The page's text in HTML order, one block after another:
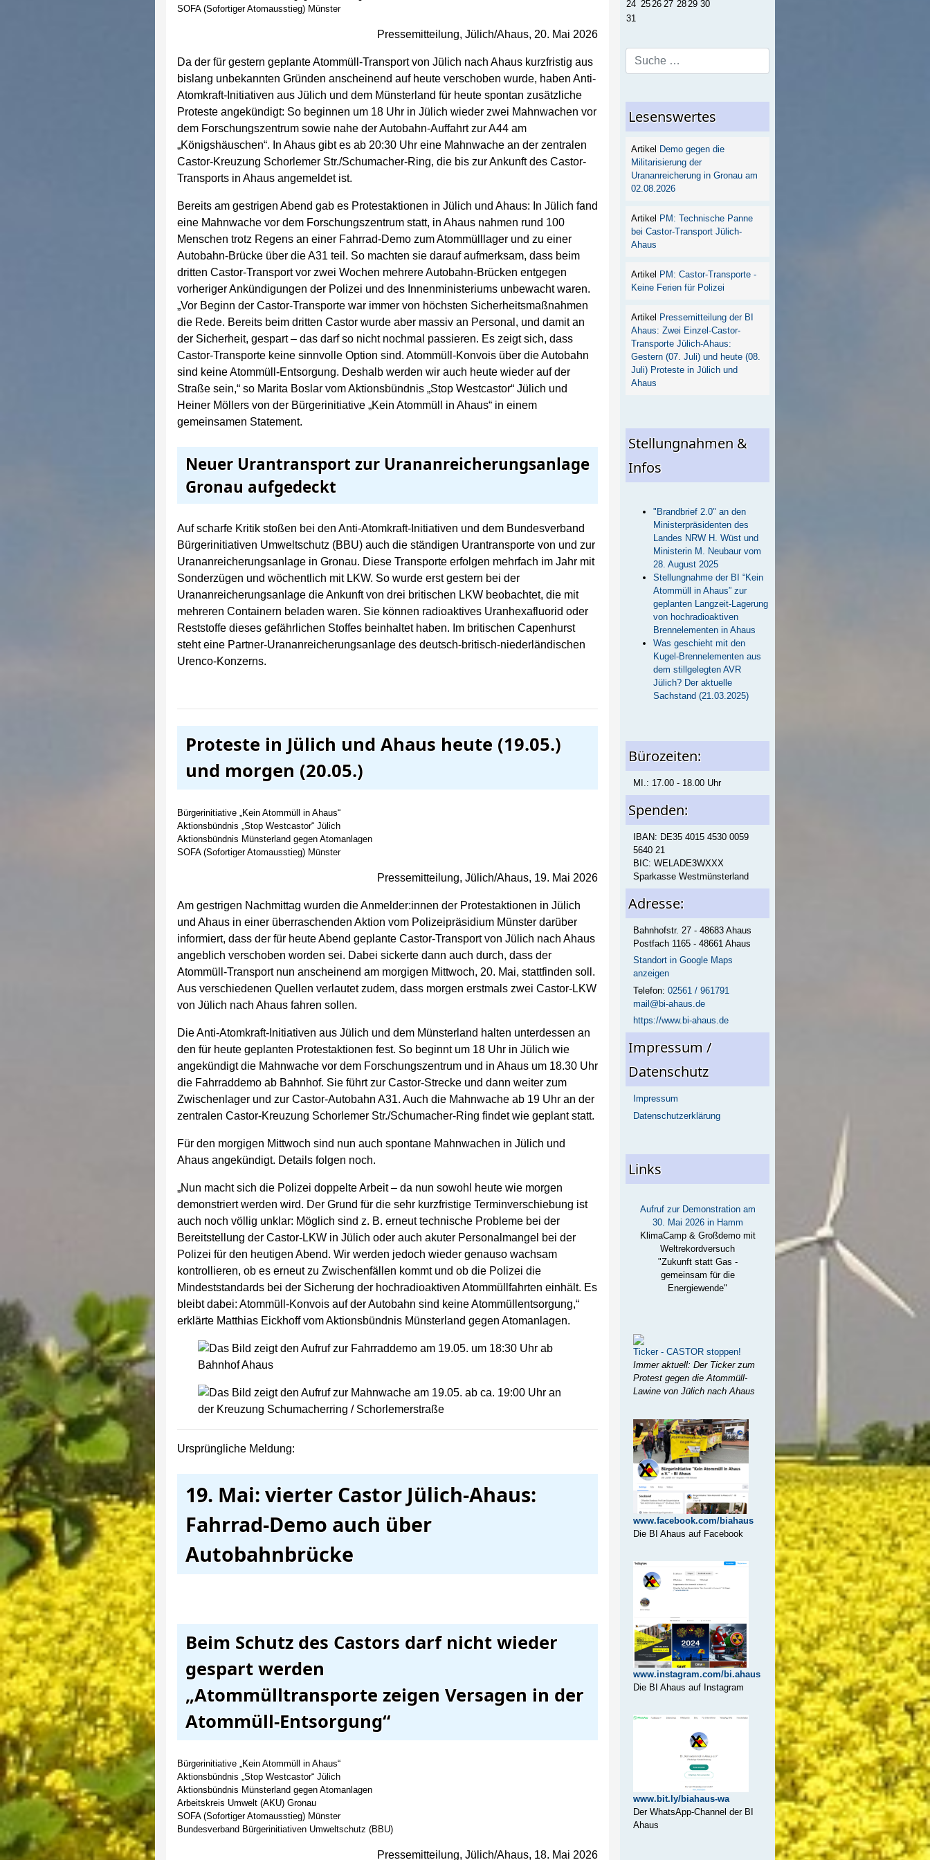
SOFA (Sofortiger Atomausstieg) Münster
Pressemitteilung, Jülich/Ahaus, 20. Mai 2026
Da der für gestern geplante Atommüll-Transport von Jülich nach Ahaus kurzfristig aus
bislang unbekannten Gründen anscheinend auf heute verschoben wurde, haben Anti-
Atomkraft-Initiativen aus Jülich und dem Münsterland für heute spontan zusätzliche
Proteste angekündigt: So beginnen um 18 Uhr in Jülich wieder zwei Mahnwachen vor
dem Forschungszentrum sowie nahe der Autobahn-Auffahrt zur A44 am
„Königshäuschen“. In Ahaus gibt es ab 20:30 Uhr eine Mahnwache an der zentralen
Castor-Kreuzung Schorlemer Str./Schumacher-Ring, die bis zur Ankunft des Castor-
Transports in Ahaus angemeldet ist.
Bereits am gestrigen Abend gab es Protestaktionen in Jülich und Ahaus: In Jülich fand
eine Mahnwache vor dem Forschungszentrum statt, in Ahaus nahmen rund 100
Menschen trotz Regens an einer Fahrrad-Demo zum Atommülllager und zu einer
Autobahn-Brücke über die A31 teil. So machten sie darauf aufmerksam, dass beim
dritten Castor-Transport vor zwei Wochen mehrere Autobahn-Brücken entgegen
vorheriger Ankündigungen der Polizei und des Innenministeriums unbewacht waren.
„Vor Beginn der Castor-Transporte war immer von höchsten Sicherheitsmaßnahmen
die Rede. Bereits beim dritten Castor wurde aber massiv an Personal, und damit an
der Sicherheit, gespart – das darf so nicht nochmal passieren. Es zeigt sich, dass
Castor-Transporte keine sinnvolle Option sind. Atommüll-Konvois über die Autobahn
sind keine Atommüll-Entsorgung. Deshalb werden wir auch heute wieder auf der
Straße sein,“ so Marita Boslar vom Aktionsbündnis „Stop Westcastor“ Jülich und
Heiner Möllers von der Bürgerinitiative „Kein Atommüll in Ahaus“ in einem
gemeinsamen Statement.
Neuer Urantransport zur Urananreicherungsanlage
Gronau aufgedeckt
Auf scharfe Kritik stoßen bei den Anti-Atomkraft-Initiativen und dem Bundesverband
Bürgerinitiativen Umweltschutz (BBU) auch die ständigen Urantransporte von und zur
Urananreicherungsanlage in Gronau. Diese Transporte erfolgen mehrfach im Jahr mit
Sonderzügen und wöchentlich mit LKW. So wurde erst gestern bei der
Urananreicherungsanlage die Ankunft von drei britischen LKW beobachtet, die mit
mehreren Containern beladen waren. Sie können radioaktives Uranhexafluorid oder
Reststoffe dieses gefährlichen Stoffes beinhaltet haben. Im britischen Capenhurst
steht eine Partner-Urananreicherungsanlage des deutsch-britisch-niederländischen
Urenco-Konzerns.
Proteste in Jülich und Ahaus heute (19.05.)
und morgen (20.05.)
Bürgerinitiative „Kein Atommüll in Ahaus“
Aktionsbündnis „Stop Westcastor“ Jülich
Aktionsbündnis Münsterland gegen Atomanlagen
SOFA (Sofortiger Atomausstieg) Münster
Pressemitteilung, Jülich/Ahaus, 19. Mai 2026
Am gestrigen Nachmittag wurden die Anmelder:innen der Protestaktionen in Jülich
und Ahaus in einer überraschenden Aktion vom Polizeipräsidium Münster darüber
informiert, dass der für heute Abend geplante Castor-Transport von Jülich nach Ahaus
angeblich verschoben worden sei. Dabei sickerte dann auch durch, dass der
Atommüll-Transport nun anscheinend am morgigen Mittwoch, 20. Mai, stattfinden soll.
Aus verschiedenen Quellen verlautet zudem, dass morgen erstmals zwei Castor-LKW
von Jülich nach Ahaus fahren sollen.
Die Anti-Atomkraft-Initiativen aus Jülich und dem Münsterland halten unterdessen an
den für heute geplanten Protestaktionen fest. So beginnt um 18 Uhr in Jülich wie
angekündigt die Mahnwache vor dem Forschungszentrum und in Ahaus um 18.30 Uhr
die Fahrraddemo ab Bahnhof. Sie führt zur Castor-Strecke und dann weiter zum
Zwischenlager und zur Castor-Autobahn A31. Auch die Mahnwache ab 19 Uhr an der
zentralen Castor-Kreuzung Schorlemer Str./Schumacher-Ring findet wie geplant statt.
Für den morgigen Mittwoch sind nun auch spontane Mahnwachen in Jülich und
Ahaus angekündigt. Details folgen noch.
„Nun macht sich die Polizei doppelte Arbeit – da nun sowohl heute wie morgen
demonstriert werden wird. Der Grund für die sehr kurzfristige Terminverschiebung ist
auch noch völlig unklar: Möglich sind z. B. erneut technische Probleme bei der
Bereitstellung der Castor-LKW in Jülich oder auch akuter Personalmangel bei der
Polizei für den heutigen Abend. Wir werden jedoch wieder genauso wachsam
kontrollieren, ob es erneut zu Zwischenfällen kommt und ob die Polizei die
Mindeststandards bei der Sicherung der hochradioaktiven Atommüllfahrten einhält. Es
bleibt dabei: Atommüll-Konvois auf der Autobahn sind keine Atommüllentsorgung,“
erklärte Matthias Eickhoff vom Aktionsbündnis Münsterland gegen Atomanlagen.
Ursprüngliche Meldung:
19. Mai: vierter Castor Jülich-Ahaus:
Fahrrad-Demo auch über
Autobahnbrücke
Beim Schutz des Castors darf nicht wieder
gespart werden
„Atommülltransporte zeigen Versagen in der
Atommüll-Entsorgung“
Bürgerinitiative „Kein Atommüll in Ahaus“
Aktionsbündnis „Stop Westcastor“ Jülich
Aktionsbündnis Münsterland gegen Atomanlagen
Arbeitskreis Umwelt (AKU) Gronau
SOFA (Sofortiger Atomausstieg) Münster
Bundesverband Bürgerinitiativen Umweltschutz (BBU)
Pressemitteilung, Jülich/Ahaus, 18. Mai 2026
24 2526 27 2829 30
31
Lesenswertes
Demo gegen die
Militarisierung der
Urananreicherung in Gronau am
02.08.2026
PM: Technische Panne
bei Castor-Transport Jülich-
Ahaus
PM: Castor-Transporte -
Keine Ferien für Polizei
Pressemitteilung der BI
Ahaus: Zwei Einzel-Castor-
Transporte Jülich-Ahaus:
Gestern (07. Juli) und heute (08.
Juli) Proteste in Jülich und
Ahaus
Stellungnahmen &
Infos
"Brandbrief 2.0" an den
Ministerpräsidenten des
Landes NRW H. Wüst und
Ministerin M. Neubaur vom
28. August 2025
Stellungnahme der BI “Kein
Atommüll in Ahaus” zur
geplanten Langzeit-Lagerung
von hochradioaktiven
Brennelementen in Ahaus
Was geschieht mit den
Kugel-Brennelementen aus
dem stillgelegten AVR
Jülich? Der aktuelle
Sachstand (21.03.2025)
Bürozeiten:
MI.: 17.00 - 18.00 Uhr
Spenden:
IBAN: DE35 4015 4530 0059
5640 21
BIC: WELADE3WXXX
Sparkasse Westmünsterland
Adresse:
Bahnhofstr. 27 - 48683 Ahaus
Postfach 1165 - 48661 Ahaus
Standort in Google Maps
anzeigen
Telefon:02561 / 961791
mail@bi-ahaus.de
https://www.bi-ahaus.de
Impressum /
Datenschutz
Impressum
Datenschutzerklärung
Links
Aufruf zur Demonstration am
30. Mai 2026 in Hamm
KlimaCamp & Großdemo mit
Weltrekordversuch
"Zukunft statt Gas -
gemeinsam für die
Energiewende"
Ticker - CASTOR stoppen!
Immer aktuell: Der Ticker zum
Protest gegen die Atommüll-
Lawine von Jülich nach Ahaus
www.facebook.com/biahaus
Die BI Ahaus auf Facebook
www.instagram.com/bi.ahaus
Die BI Ahaus auf Instagram
www.bit.ly/biahaus-wa
Der WhatsApp-Channel der BI
Ahaus